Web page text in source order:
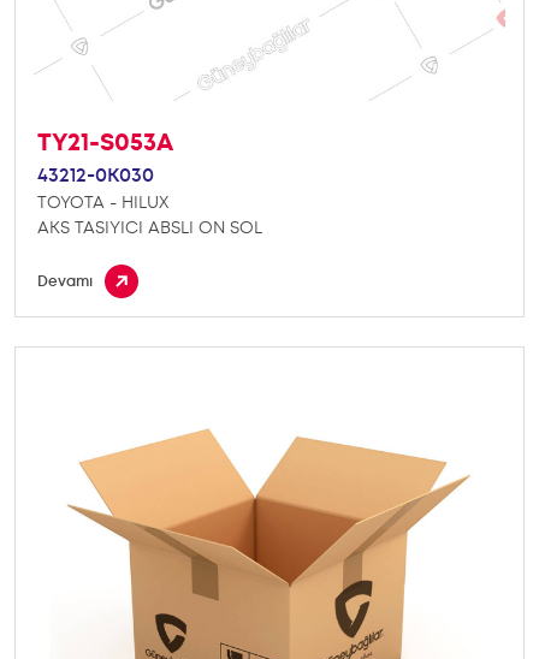
TY21-S053A
43212-0K030
TOYOTA - HILUX
AKS TASIYICI ABSLI ON SOL
Devamı